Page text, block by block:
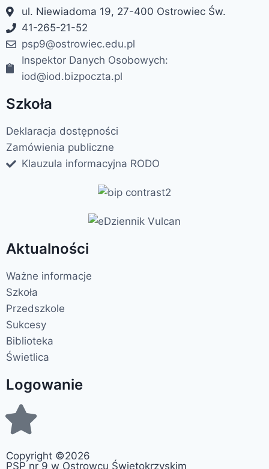
ul. Niewiadoma 19, 27-400 Ostrowiec Św.
41-265-21-52
psp9@ostrowiec.edu.pl
Inspektor Danych Osobowych:
iod@iod.bizpoczta.pl
Szkoła
Deklaracja dostępności
Zamówienia publiczne
Klauzula informacyjna RODO
Aktualności
Ważne informacje
Szkoła
Przedszkole
Sukcesy
Biblioteka
Świetlica
Logowanie
Copyright ©2026
PSP nr 9 w Ostrowcu Świętokrzyskim